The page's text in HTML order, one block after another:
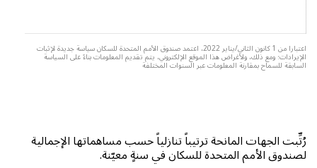
اعتبارا من 1 كانون الثاني/يناير 2022، اعتمد صندوق الأمم المتحدة للسكان سياسة جديدة لإثبات
الإيرادات؛ ومع ذلك، ولأغراض هذا الموقع الإلكتروني، يتم تقديم المعلومات بناءً على السياسة
السابقة للسماح بمقارنة المعلومات عبر السنوات المختلفة
رُتِّبت الجهات المانحة ترتيباً تنازلياً حسب مساهماتها الإجمالية
لصندوق الأمم المتحدة للسكان في سنةٍ معيّنة.